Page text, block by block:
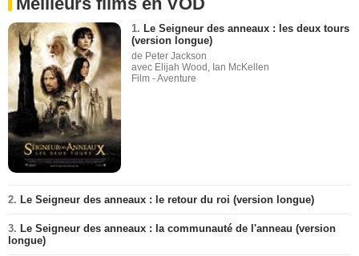
1. Le Seigneur des anneaux : les deux tours
(version longue)
de Peter Jackson
avec Elijah Wood, Ian McKellen
Film - Aventure
2. Le Seigneur des anneaux : le retour du roi (version longue)
3. Le Seigneur des anneaux : la communauté de l'anneau (version
longue)